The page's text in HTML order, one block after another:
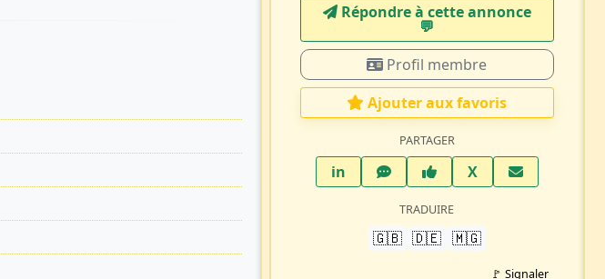
Répondre à cette annonce
💬​
Profil membre
Ajouter aux favoris
PARTAGER
inLinkedInWhatsAppFacebook
XTwitter X
TRADUIRE
🇬🇧 🇩🇪 🇲🇬
🚩 Signaler